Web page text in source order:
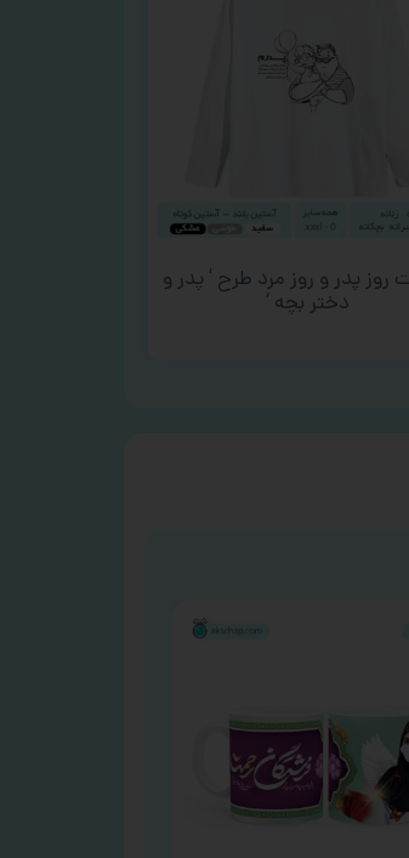
روز پدر و روز مرد طرح ‘ پدر و
دختر بچه ‘